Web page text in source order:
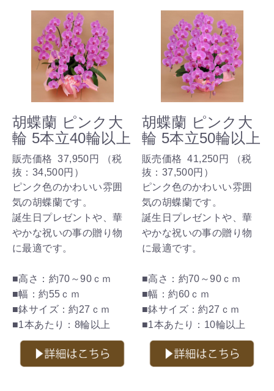
胡蝶蘭 ピンク大
輪 5本立40輪以上
販売価格 37,950円
（税
抜： 34,500円 ）
ピンク色のかわいい雰囲
気の胡蝶蘭です。
誕生日プレゼントや、華
やかな祝いの事の贈り物
に最適です。
■高さ：約70～90ｃｍ
■幅：約55ｃｍ
■鉢サイズ：約27ｃｍ
■1本あたり：8輪以上
胡蝶蘭 ピンク大
輪 5本立50輪以上
販売価格 41,250円
（税
抜： 37,500円 ）
ピンク色のかわいい雰囲
気の胡蝶蘭です。
誕生日プレゼントや、華
やかな祝いの事の贈り物
に最適です。
■高さ：約70～90ｃｍ
■幅：約60ｃｍ
■鉢サイズ：約27ｃｍ
■1本あたり：10輪以上